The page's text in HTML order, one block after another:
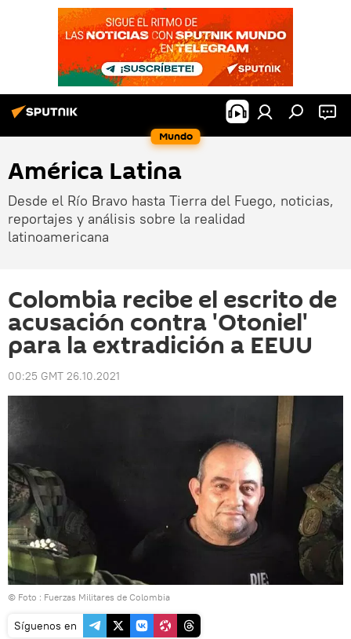
Mundo
América Latina
Desde el Río Bravo hasta Tierra del Fuego, noticias,
reportajes y análisis sobre la realidad
latinoamericana
Colombia recibe el escrito de
acusación contra 'Otoniel'
para la extradición a EEUU
00:25 GMT 26.10.2021
© Foto : Fuerzas Militares de Colombia
Síguenos en